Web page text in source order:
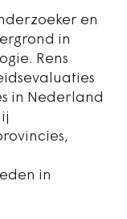
en
in
Rens
in Nederland
in